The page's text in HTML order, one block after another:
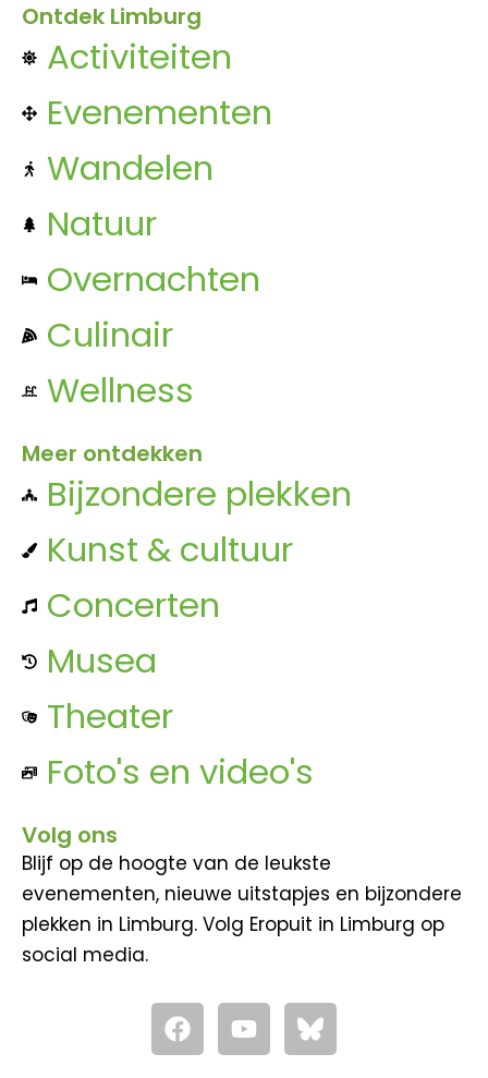
Ontdek Limburg
Activiteiten
Evenementen
Wandelen
Natuur
Overnachten
Culinair
Wellness
Meer ontdekken
Bijzondere plekken
Kunst & cultuur
Concerten
Musea
Theater
Foto's en video's
Volg ons
Blijf op de hoogte van de leukste
evenementen, nieuwe uitstapjes en bijzondere
plekken in Limburg. Volg Eropuit in Limburg op
social media.
F
a
c
Y
o
u